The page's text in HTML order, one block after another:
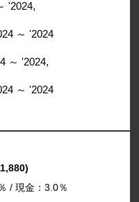
'2024,
～ '2024
～ '2024,
～ '2024
/ 現金：3.0％